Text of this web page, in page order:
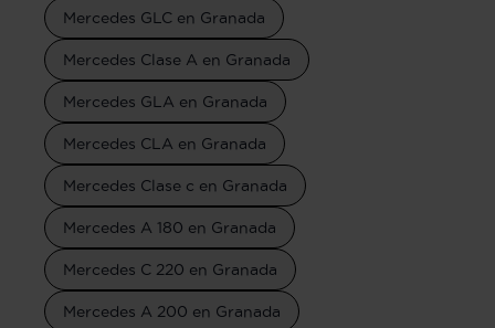
Mercedes GLC en Granada
Mercedes Clase A en Granada
Mercedes GLA en Granada
Mercedes CLA en Granada
Mercedes Clase c en Granada
Mercedes A 180 en Granada
Mercedes C 220 en Granada
Mercedes A 200 en Granada